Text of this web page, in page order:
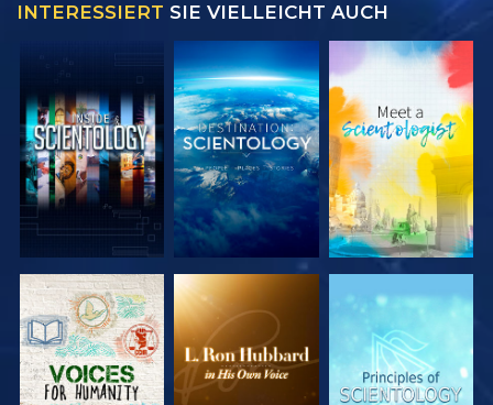
INTERESSIERT SIE VIELLEICHT AUCH
SERIE
ENTDECKEN
SERIE
ENTDECKEN
SERIE
ENTDECKEN